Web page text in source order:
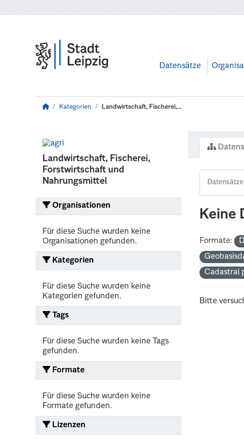
Datensätze
Kategorien Landwirtschaft, Fischerei,...
Landwirtschaft, Fischerei,
Forstwirtschaft und
Nahrungsmittel
Organisationen
Für diese Suche wurden keine
Organisationen gefunden.
Kategorien
Für diese Suche wurden keine
Kategorien gefunden.
Tags
Für diese Suche wurden keine Tags
gefunden.
Formate
Für diese Suche wurden keine
Formate gefunden.
Lizenzen
Keine
Formate:
Cadastral
Bitte